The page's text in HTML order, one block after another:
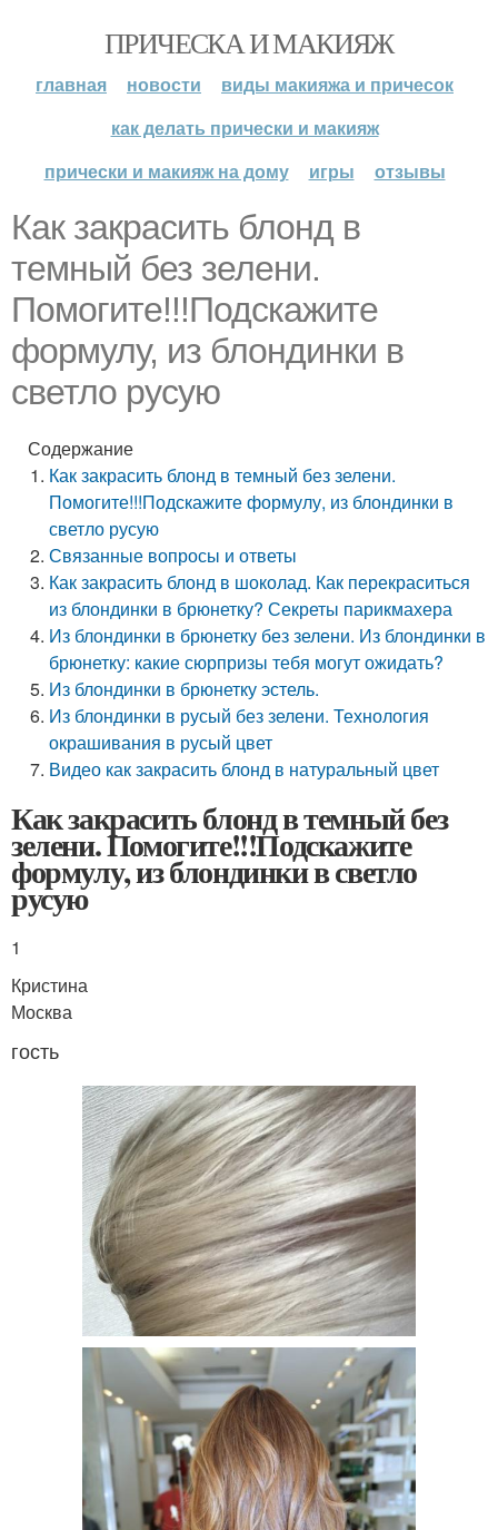
ПРИЧЕСКА И МАКИЯЖ
главная новости
виды макияжа и причесок
как делать прически и макияж
прически и макияж на дому
игры отзывы
Как закрасить блонд в
темный без зелени.
Помогите!!!Подскажите
формулу, из блондинки в
светло русую
Содержание
Как закрасить блонд в темный без зелени.
Помогите!!!Подскажите формулу, из блондинки в
светло русую
Связанные вопросы и ответы
Как закрасить блонд в шоколад. Как перекраситься
из блондинки в брюнетку? Секреты парикмахера
Из блондинки в брюнетку без зелени. Из блондинки в
брюнетку: какие сюрпризы тебя могут ожидать?
Из блондинки в брюнетку эстель.
Из блондинки в русый без зелени. Технология
окрашивания в русый цвет
Видео как закрасить блонд в натуральный цвет
Как закрасить блонд в темный без
зелени. Помогите!!!Подскажите
формулу, из блондинки в светло
русую
1
Кристина
Москва
гость